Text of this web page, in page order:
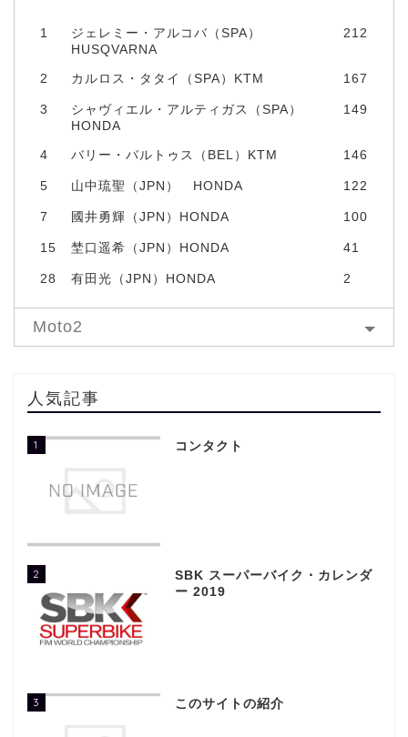
1
ジェレミー・アルコバ（SPA）
HUSQVARNA
212
2 カルロス・タタイ（SPA）KTM 167
3
シャヴィエル・アルティガス（SPA）
HONDA
149
4 バリー・バルトゥス（BEL）KTM 146
5 山中琉聖（JPN） HONDA 122
7 國井勇輝（JPN）HONDA 100
15 埜口遥希（JPN）HONDA 41
28 有田光（JPN）HONDA 2
Moto2
人気記事
1 コンタクト
2
SBK スーパーバイク・カレンダ
ー 2019
3 このサイトの紹介